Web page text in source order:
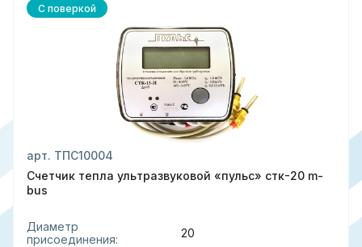
С поверкой
арт. ТПС10004
Счетчик тепла ультразвуковой «пульс» стк-20 m-
bus
Диаметр
присоединения:
20